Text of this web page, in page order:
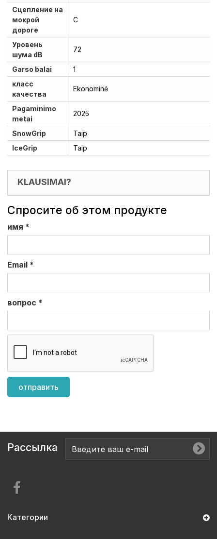
Сцепление на
мокрой
дороге
C
Уровень
шума dB
72
Garso balai
1
класс
качества
Ekonominė
Pagaminimo
metai
2025
SnowGrip
Taip
IceGrip
Taip
KLAUSIMAI?
Спросите об этом продукте
имя *
Email *
вопрос *
Рассылка
Категории